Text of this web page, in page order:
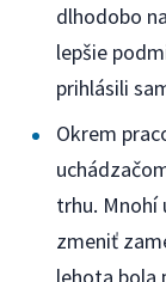
dlhodobo
lepšie
prihlásili
Okrem
trhu. Mnohí
zmeniť